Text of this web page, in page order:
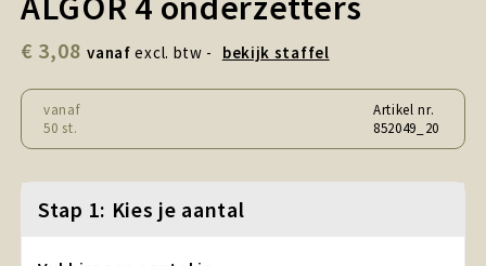
Snoepgoed en Koek
Sport, Spel en Speelgoed
Strand en Zomer
Tassen
€ 3,08 vanaf excl. btw - bekijk staffel
vanaf
50 st.
Artikel nr.
852049_20
Stap 1: Kies je aantal